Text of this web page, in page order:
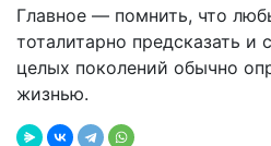
Главное — помнить, что
тоталитарно предсказать и
целых поколений обычно
жизнью.